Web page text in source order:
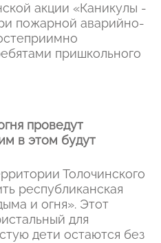
акции «Каникулы -
пожарной аварийно-
пришкольного
проведут
в этом будут
Толочинского
республиканская
и огня». Этот
для
дети остаются без